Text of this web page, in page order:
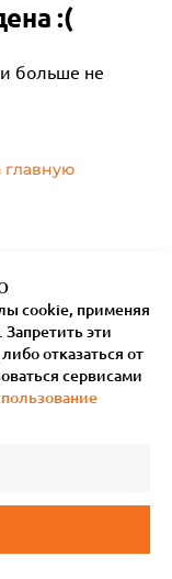
:(
больше не
главную
сookie, применяя
эти
отказаться от
сервисами